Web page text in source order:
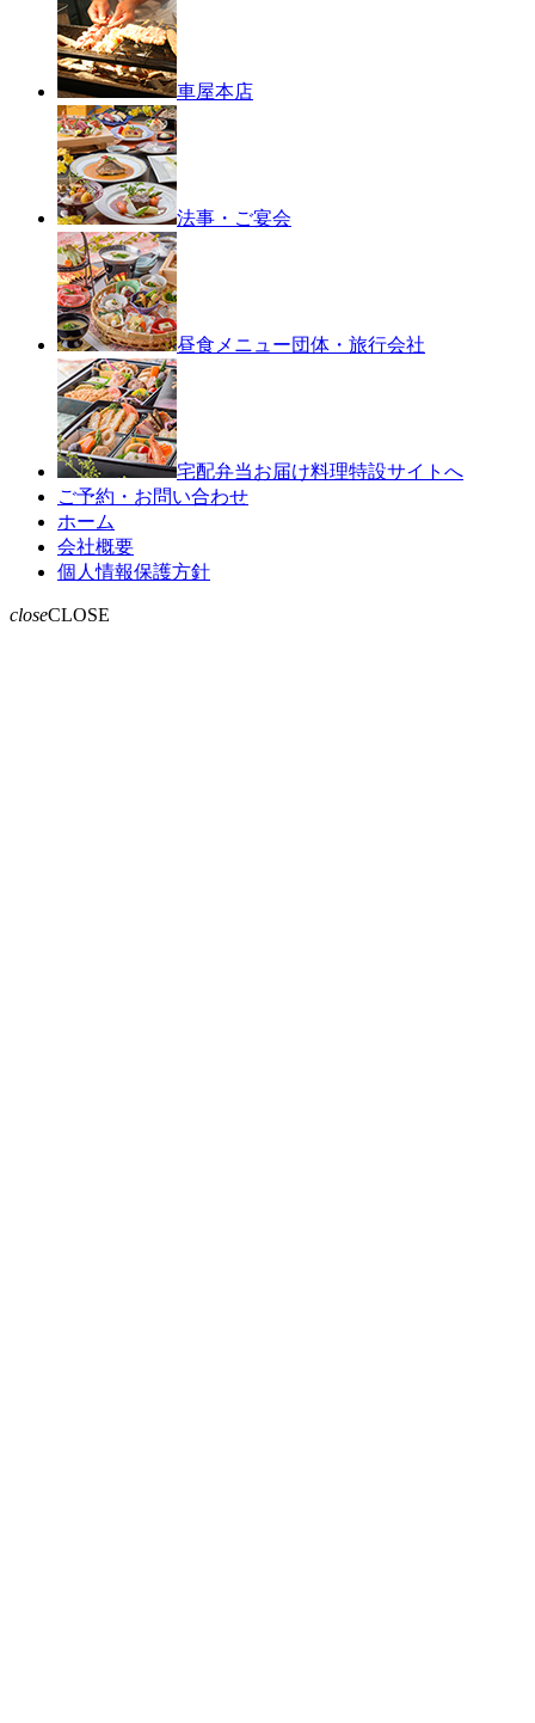
車屋本店
法事・ご宴会
昼食メニュー団体・旅行会社
宅配弁当お届け料理特設サイトへ
ご予約・お問い合わせ
ホーム
会社概要
個人情報保護方針
closeCLOSE